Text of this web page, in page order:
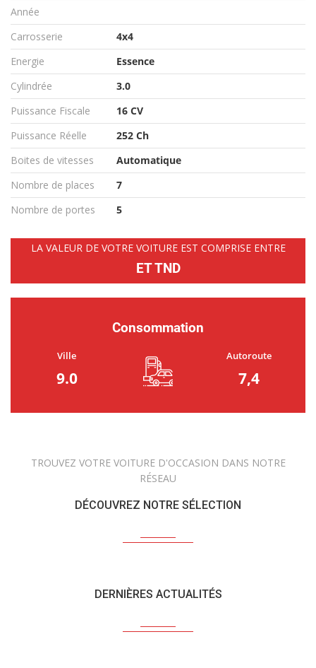
Année
Carrosserie
4x4
Energie
Essence
Cylindrée
3.0
Puissance Fiscale
16 CV
Puissance Réelle
252 Ch
Boites de vitesses
Automatique
Nombre de places
7
Nombre de portes
5
LA VALEUR DE VOTRE VOITURE EST COMPRISE ENTRE
ET TND
Consommation
Ville
9.0
Autoroute
7,4
TROUVEZ VOTRE VOITURE D'OCCASION DANS NOTRE
RÉSEAU
DÉCOUVREZ NOTRE SÉLECTION
DERNIÈRES ACTUALITÉS